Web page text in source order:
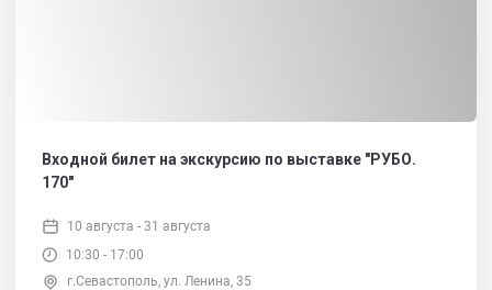
Входной билет на экскурсию по выставке "РУБО.
170"
10 августа - 31 августа
10:30 - 17:00
г.Севастополь, ул. Ленина, 35